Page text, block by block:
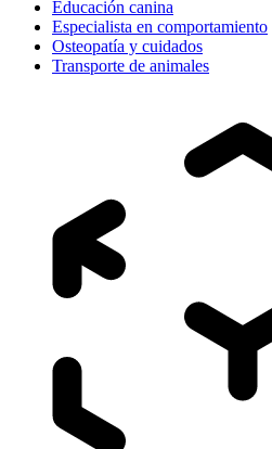
Educación canina
Especialista en comportamiento
Osteopatía y cuidados
Transporte de animales